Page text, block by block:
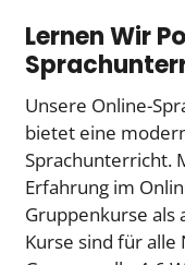
Lernen Wir
Unsere Online-
bietet eine
Sprachunterricht.
Erfahrung im
Gruppenkurse als
Kurse sind für alle